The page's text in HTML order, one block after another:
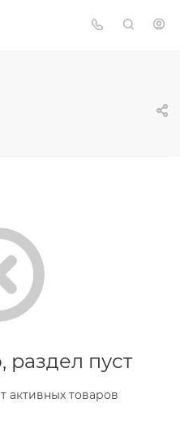
пуст
активных товаров